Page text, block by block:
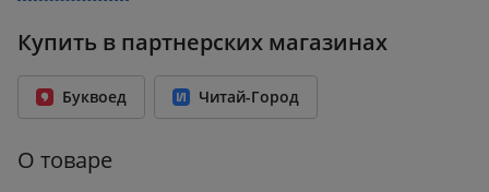
Количество страниц: 64
Переплет: Мягкий переплёт
Формат: 140x212 мм
Купить в партнерских магазинах
Буквоед Читай-Город
О товаре